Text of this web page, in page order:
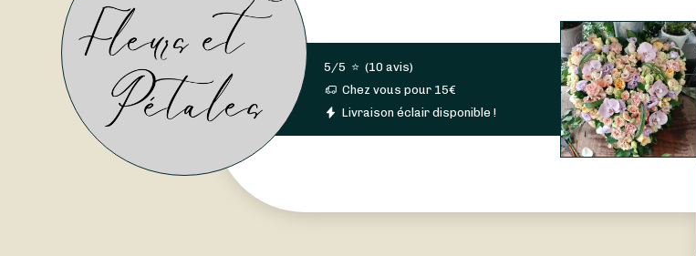
5/5 ⭐ (10 avis)
Chez vous pour 15€
Livraison éclair disponible !